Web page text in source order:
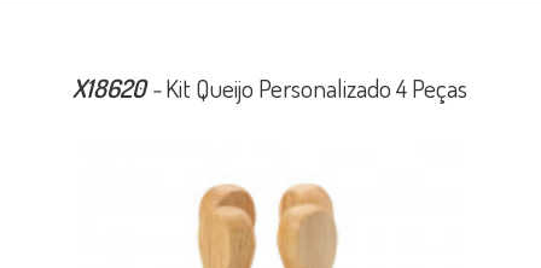
X18620-Kit Queijo Personalizado 4 Peças